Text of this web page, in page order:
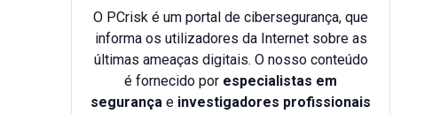
O PCrisk é um portal de cibersegurança, que
informa os utilizadores da Internet sobre as
últimas ameaças digitais. O nosso conteúdo
é fornecido por especialistas em
segurança e investigadores profissionais